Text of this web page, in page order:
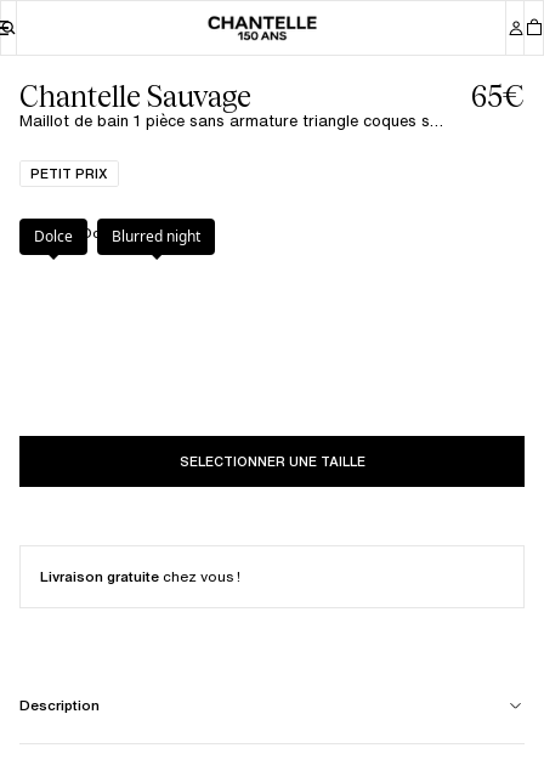
Chantelle Sauvage
Maillot de bain 1 pièce sans armature triangle coques spacer - Dolce
65€
PETIT PRIX
Couleur Dolce
Dolce Blurred night
SELECTIONNER UNE TAILLE
Livraison gratuite chez vous !
Description